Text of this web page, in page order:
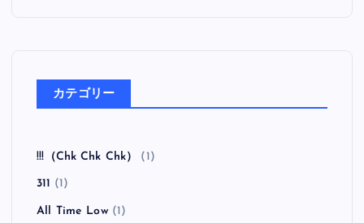
カテゴリー
!!!（Chk Chk Chk） (1)
311 (1)
All Time Low(1)